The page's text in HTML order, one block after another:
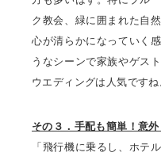
ク教会、緑に囲まれた自
心が清らかになっていく
うなシーンで家族やゲス
ウエディングは人気ですね
その３．手配も簡単！意
「飛行機に乗るし、ホテ